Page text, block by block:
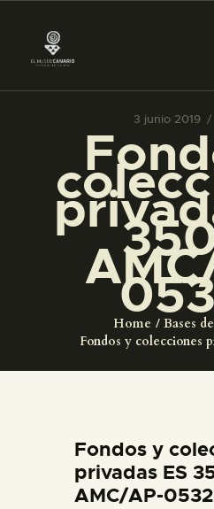
3 junio 2019
Home Bases
Fondos y colecciones
PREPARAR LA
ACTIVIDADES
█
EL MUSEO
ESPAÑOL
Fondos y
privadas ES
AMC/AP-